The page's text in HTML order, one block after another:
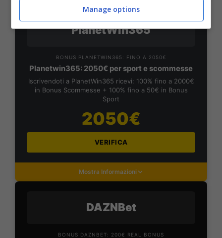
PlanetWin365
BONUS PLANETWIN365: FINO A 2050€
Planetwin365: 2050€ per sport e scommesse
Iscrivendoti a PlanetWin365 ricevi: 100% fino a 2000€
in Bonus Scommesse + 100% fino a 50€ in Bonus
Sport
2050€
VERIFICA
Mostra Informazioni
DAZNBet
BONUS DAZNBET: 200€ REAL BONUS
Manage options